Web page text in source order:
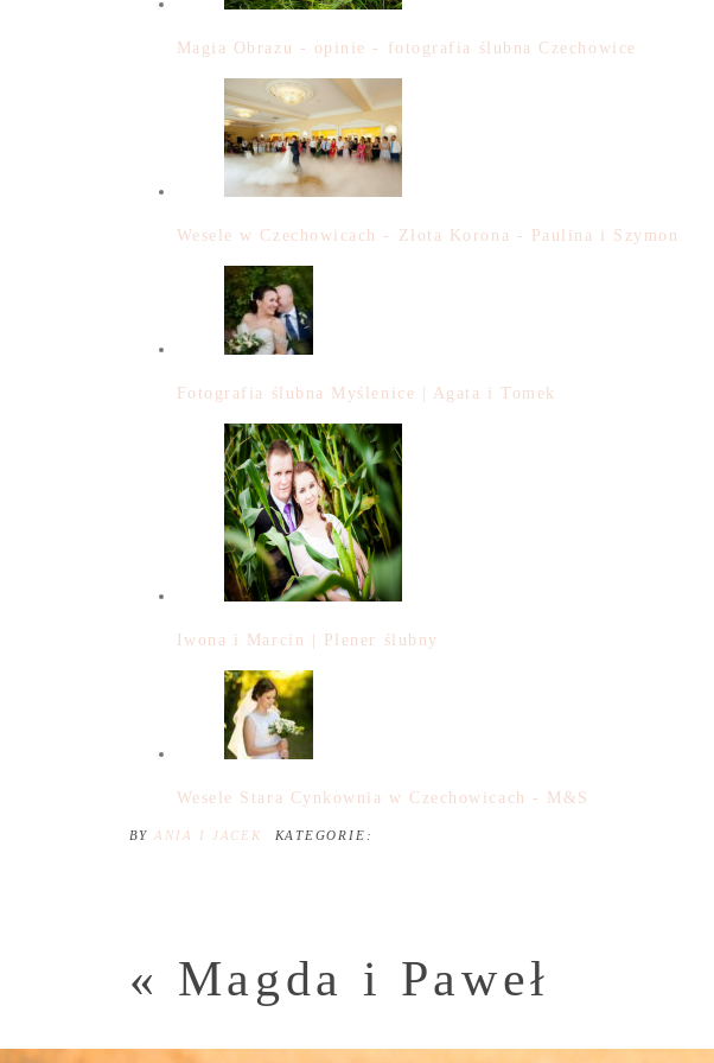
Magia Obrazu - opinie - fotografia ślubna Czechowice
Wesele w Czechowicach - Złota Korona - Paulina i Szymon
Fotografia ślubna Myślenice | Agata i Tomek
Iwona i Marcin | Plener ślubny
Wesele Stara Cynkownia w Czechowicach - M&S
BY ANIA I JACEK KATEGORIE:
« Magda i Paweł